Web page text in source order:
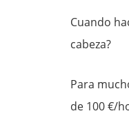
Cuando
cabeza?
Para
de 100 €/